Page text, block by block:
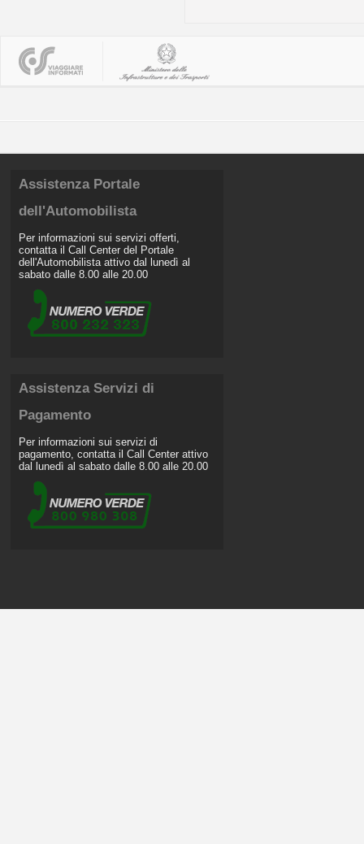
Assistenza Portale
dell'Automobilista
Per informazioni sui servizi offerti,
contatta il Call Center del Portale
dell'Automobilista attivo dal lunedì al
sabato dalle 8.00 alle 20.00
Assistenza Servizi di
Pagamento
Per informazioni sui servizi di
pagamento, contatta il Call Center attivo
dal lunedì al sabato dalle 8.00 alle 20.00